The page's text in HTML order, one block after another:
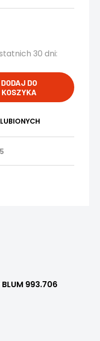
30 dni:
DODAJ DO
KOSZYKA
993.706